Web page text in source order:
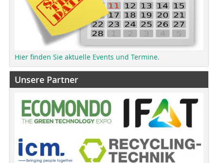
Hier finden Sie aktuelle Events und Termine.
Unsere Partner